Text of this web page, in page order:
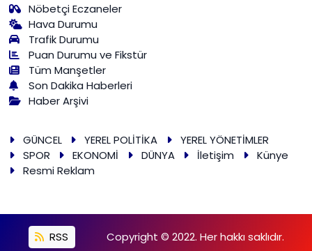
Nöbetçi Eczaneler
Hava Durumu
Trafik Durumu
Puan Durumu ve Fikstür
Tüm Manşetler
Son Dakika Haberleri
Haber Arşivi
GÜNCEL YEREL POLİTİKA
YEREL YÖNETİMLER
SPOR
EKONOMİ DÜNYA İletişim
Künye
Resmi Reklam
RSS Copyright © 2022. Her hakkı saklıdır.